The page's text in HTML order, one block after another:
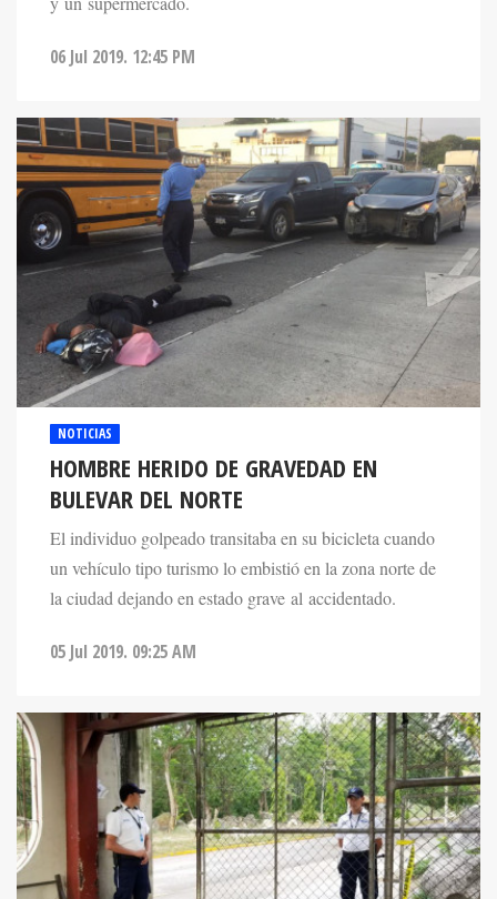
06 Jul 2019. 12:45 PM
NOTICIAS
HOMBRE HERIDO DE GRAVEDAD EN
BULEVAR DEL NORTE
El individuo golpeado transitaba en su bicicleta cuando
un vehículo tipo turismo lo embistió en la zona norte de
la ciudad dejando en estado grave al accidentado.
05 Jul 2019. 09:25 AM